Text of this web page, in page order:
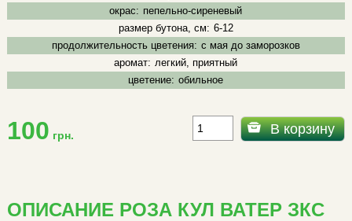
окрас: пепельно-сиреневый
размер бутона, см: 6-12
продолжительность цветения: с мая до заморозков
аромат: легкий, приятный
цветение: обильное
100 грн. В корзину
ОПИСАНИЕ РОЗА КУЛ ВАТЕР ЗКС